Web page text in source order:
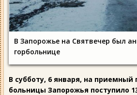
В Запорожье на Святвечер был
горбольнице
В субботу, 6 января, на приемный
больницы Запорожья поступило